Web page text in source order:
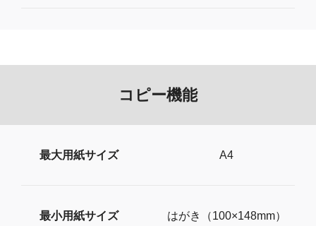
コピー機能
最大用紙サイズ A4
最小用紙サイズ はがき（100×148mm）